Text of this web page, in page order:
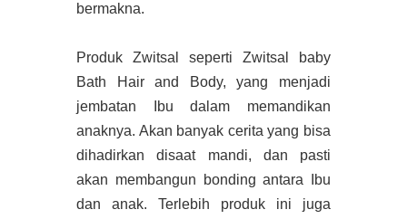
bermakna.
Produk Zwitsal seperti Zwitsal baby
Bath Hair and Body, yang menjadi
jembatan Ibu dalam memandikan
anaknya. Akan banyak cerita yang bisa
dihadirkan disaat mandi, dan pasti
akan membangun bonding antara Ibu
dan anak. Terlebih produk ini juga